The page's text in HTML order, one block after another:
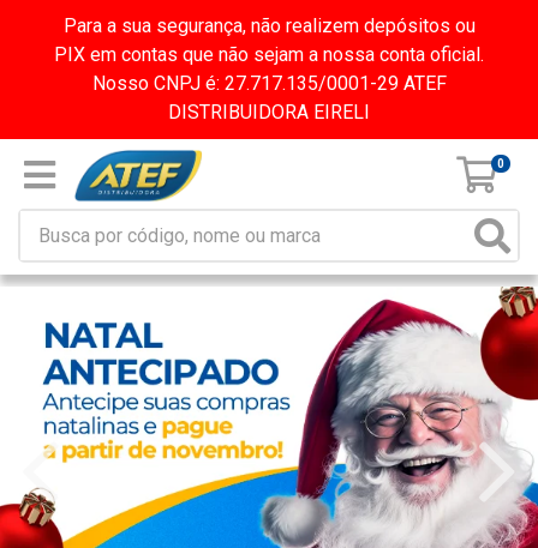
Para a sua segurança, não realizem depósitos ou
PIX em contas que não sejam a nossa conta oficial.
Nosso CNPJ é: 27.717.135/0001-29 ATEF
DISTRIBUIDORA EIRELI
0